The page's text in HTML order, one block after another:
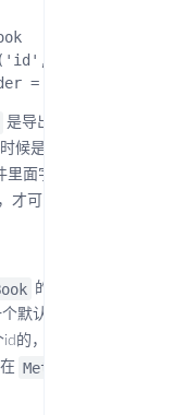
'name',
是导出的字段顺序，
候是根据数据文件的列
里面字段名就要和
才可以进行导入。
的模型来说，Model
默认的主键字段id，但
的，这样就没法导入，
Meta